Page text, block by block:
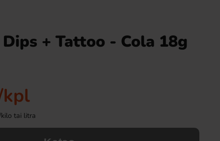
+ Tattoo - Cola 18g
tai litra